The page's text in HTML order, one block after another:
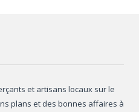
et artisans locaux sur le
plans et des bonnes affaires à